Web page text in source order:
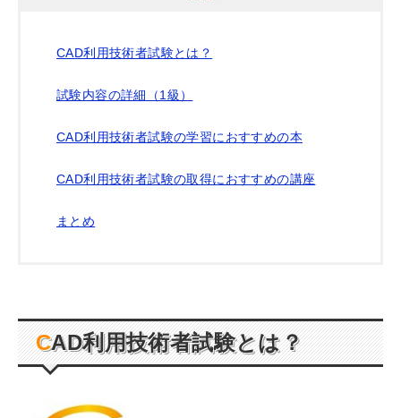
CAD利用技術者試験とは？
試験内容の詳細（1級）
CAD利用技術者試験の学習におすすめの本
CAD利用技術者試験の取得におすすめの講座
まとめ
CAD利用技術者試験とは？